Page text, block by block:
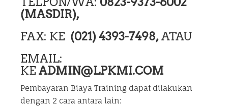
(MASDIR),
FAX: KE (021) 4393-7498,ATAU
EMAIL:
KEADMIN@LPKMI.COM
Pembayaran Biaya Training dapat dilakukan
dengan 2 cara antara lain: